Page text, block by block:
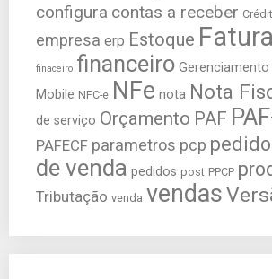
configura contas a receber
empresa erp Estoque
finaceiro financeiro Gerenciamento
Mobile NFC-e NFe nota Nota
de serviço Orçamento PAF
PAFECF parametros pcp pedido
de venda pedidos post PPCP
Tributação venda vendas